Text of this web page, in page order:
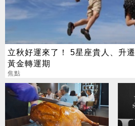
立秋好運來了！ 5星座貴人、升
黃金轉運期
焦點